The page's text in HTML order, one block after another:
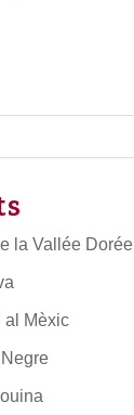
la Vallée Dorée
al Mèxic